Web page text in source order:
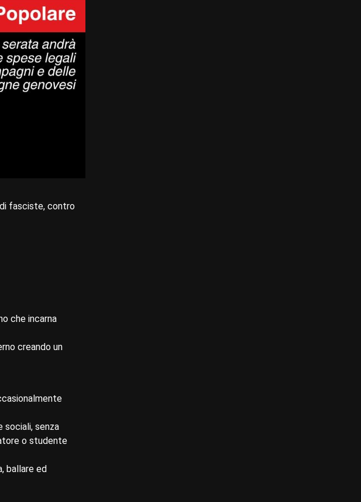
fasciste, contro
che incarna
creando un
sociali, senza
o studente
ballare ed